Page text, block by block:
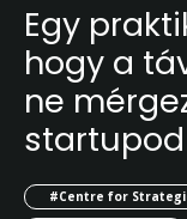
Egy
hogy a
ne
#Centre for